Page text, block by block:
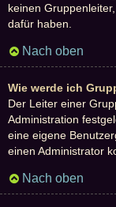
keinen
dafür haben.
Nach oben
Wie werde ich
Der Leiter einer
Administration
eine eigene
einen Administrator
Nach oben